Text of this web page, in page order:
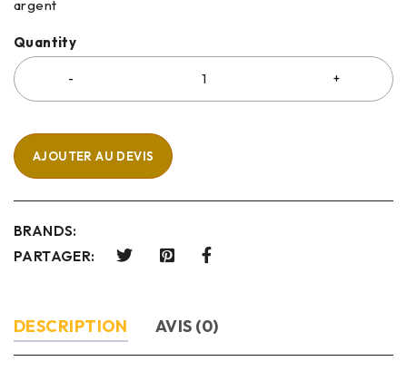
argent
Quantity
AJOUTER AU DEVIS
BRANDS:
PARTAGER:
DESCRIPTION AVIS (0)